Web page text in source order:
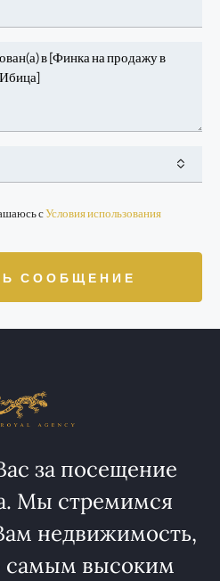
сУсловия использования
СООБЩЕНИЕ
за посещение
Мы стремимся
недвижимость,
высоким